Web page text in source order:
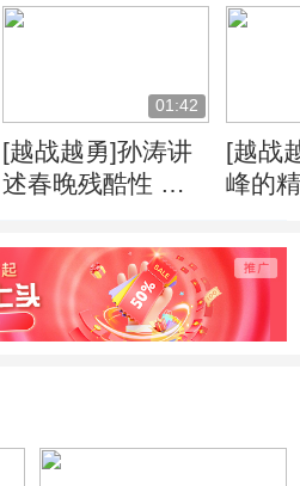
01:42
[越战越勇]孙涛讲
述春晚残酷性 节
把位置留给更好的
人
[越战
峰的